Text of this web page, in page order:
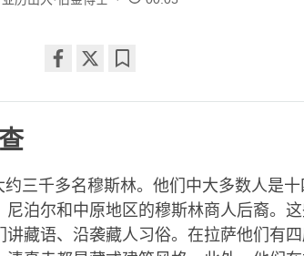
on
约三千多名穆斯林。他们中大多数人是
泊尔和中原地区的穆斯林商人后裔。
藏语、沿袭藏人习俗。在拉萨他们有四